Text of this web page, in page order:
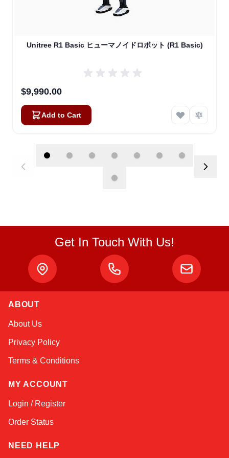
Unitree R1 Basic ヒューマノイドロボット (R1 Basic)
$9,990.00
Add to Cart
Get In Touch With Us!
ABOUT
About Us
Privacy Policy
Terms & Conditions
MY ACCOUNT
Login / Register
Order Status
NEED HELP